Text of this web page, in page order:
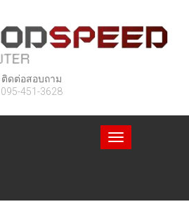
ติดต่อสอบถาม
095-451-3628
Toggle
navigation